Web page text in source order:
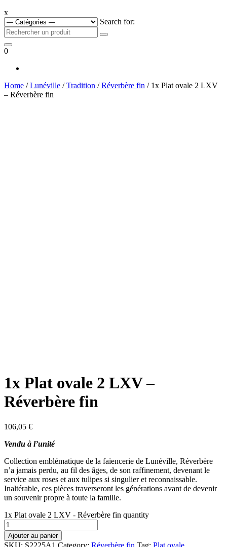
x
Search for:
0
Home /Lunéville /Tradition /Réverbère fin / 1x Plat ovale 2 LXV
– Réverbère fin
1x Plat ovale 2 LXV –
Réverbère fin
106,05 €
Vendu à l’unité
Collection emblématique de la faïencerie de Lunéville, Réverbère
n’a jamais perdu, au fil des âges, de son raffinement, devenant le
service aux roses et aux tulipes si singulier et reconnaissable.
Inaltérable, ces pièces traverseront les générations avant de devenir
un souvenir propre à toute la famille.
1x Plat ovale 2 LXV - Réverbère fin quantity
Ajouter au panier
SKU: S2225A1 Category: Réverbère fin Tag: Plat ovale